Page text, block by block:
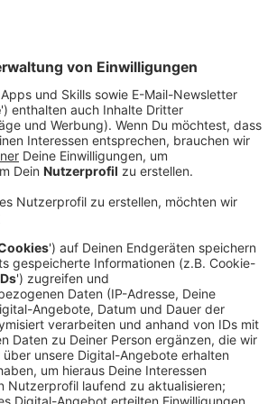
von Corona - Daniel wohnt
das Wochenende wohl genutzt,
entspannen. Das sah bei Daniel
anders aus - er ist wegen des
Woche eher umgezogen als geplant.
im Rohbau - nur mit Möbeln.